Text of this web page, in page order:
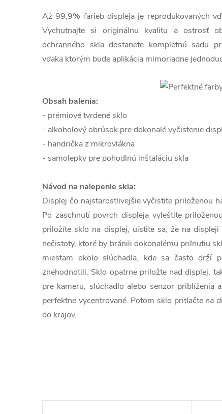
Až 99,9% farieb displeja je reprodukovaných
Vychutnajte si originálnu kvalitu a ostrosť
ochranného skla dostanete kompletnú sadu
vďaka ktorým bude aplikácia mimoriadne
Obsah balenia:
- prémiové tvrdené sklo
- alkoholový obrúsok pre dokonalé vyčistenie
- handrička z mikrovlákna
- samolepky pre pohodlnú inštaláciu skla
Návod na nalepenie skla:
Displej čo najstarostlivejšie vyčistite priloženou
Po zaschnutí povrch displeja vyleštite
priložíte sklo na displej, uistite sa, že na
nečistoty, ktoré by bránili dokonalému priľnutiu
miestam okolo slúchadla, kde sa často drží
znehodnotili. Sklo opatrne priložte nad displej,
pre kameru, slúchadlo alebo senzor priblíženia
perfektne vycentrované. Potom sklo pritlačte na
do krajov.